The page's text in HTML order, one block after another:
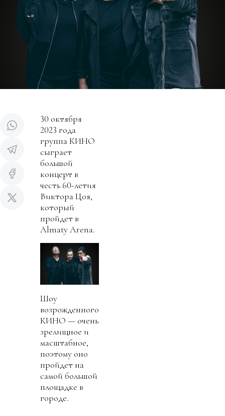
30 октября
2023 года
группа КИНО
сыграет
большой
концерт в
честь 60-летия
Виктора Цоя,
который
пройдет в
Almaty Arena.
Шоу
возрожденного
КИНО — очень
зрелищное и
масштабное,
поэтому оно
пройдет на
самой большой
площадке в
городе.